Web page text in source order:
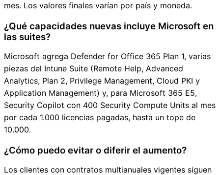
mes. Los valores finales varían por país y moneda.
¿Qué capacidades nuevas incluye Microsoft en
las suites?
Microsoft agrega Defender for Office 365 Plan 1, varias
piezas del Intune Suite (Remote Help, Advanced
Analytics, Plan 2, Privilege Management, Cloud PKI y
Application Management) y, para Microsoft 365 E5,
Security Copilot con 400 Security Compute Units al mes
por cada 1.000 licencias pagadas, hasta un tope de
10.000.
¿Cómo puedo evitar o diferir el aumento?
Los clientes con contratos multianuales vigentes siguen